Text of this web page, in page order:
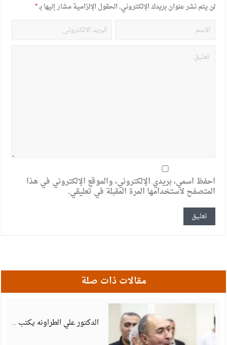
لن يتم نشر عنوان بريدك الإلكتروني.الحقول الإلزامية مشار إليها بـ*
احفظ اسمي، بريدي الإلكتروني، والموقع الإلكتروني في هذا
المتصفح لاستخدامها المرة المقبلة في تعليقي.
مقالات ذات صلة
الدكتور علي الطراونه يكتب ..